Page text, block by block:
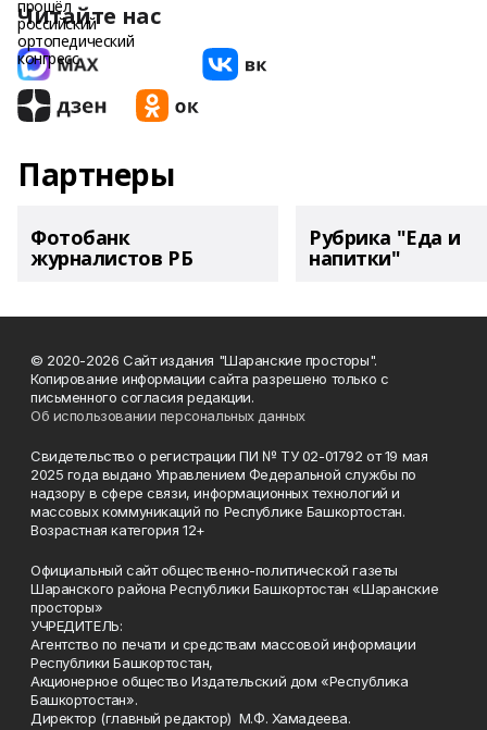
Читайте нас
Партнеры
Фотобанк
журналистов РБ
Рубрика "Еда и
напитки"
© 2020-2026 Сайт издания "Шаранские просторы".
Копирование информации сайта разрешено только с
письменного согласия редакции.
Об использовании персональных данных
Свидетельство о регистрации ПИ № ТУ 02-01792 от 19 мая
2025 года выдано Управлением Федеральной службы по
надзору в сфере связи, информационных технологий и
массовых коммуникаций по Республике Башкортостан.
Возрастная категория 12+
Официальный сайт общественно-политической газеты
Шаранского района Республики Башкортостан «Шаранские
просторы»
УЧРЕДИТЕЛЬ:
Агентство по печати и средствам массовой информации
Республики Башкортостан,
Акционерное общество Издательский дом «Республика
Башкортостан».
Директор (главный редактор) М.Ф. Хамадеева.